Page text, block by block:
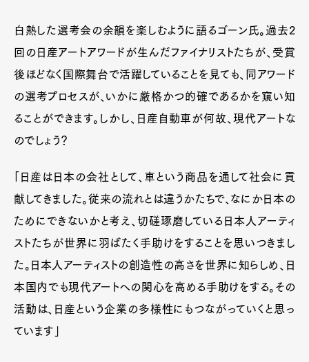
白熱した選考会の余韻を楽しむように語るゴーン氏。過去2
回の日産アートアワードが生んだファイナリストたちが、受賞
後ほどなく国際舞台で活躍していることを見ても、同アワード
の選考プロセスが、いかに厳格かつ的確であるかを窺い知
ることができます。しかし、日産自動車が何故、現代アートな
のでしょう？
「日産は日本の会社として、車という商品を通して社会に貢
献してきました。従来の流れとは違うかたちで、なにか日本の
ためにできないかと考え、切磋琢磨している日本人アーティ
ストたちが世界に羽ばたく手助けをすることを思いつきまし
た。日本人アーティストの創造性の高さを世界に知らしめ、日
本国内でも現代アートへの関心を高める手助けをする。その
活動は、日産という企業の多様性にもつながっていくと思っ
ています」